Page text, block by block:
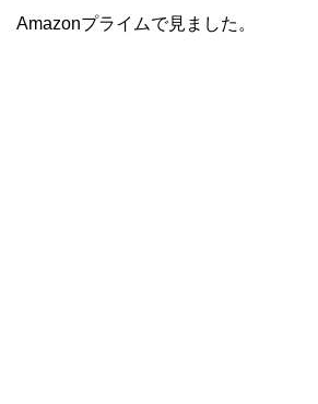
Amazonプライムで見ました。